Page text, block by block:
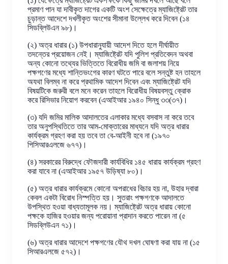
প্রমাণ পান যা দাবীকৃত দাগের একটি অংশ সেক্ষেত্রে ম্যাজিষ্ট্রেট তার
চুড়ান্ত আদেশে দখলীকৃত অংশের সীমানা উল্লেখ করে দিবেন (১৪
সিডব্লিউএন ৯৮)।
(২) অত্র ধারার (১) উপধারানুযায়ী আদেশ দিতে হলে দীর্ঘায়ীত
তদন্তের প্রয়োজন নেই। ম্যাজিষ্ট্রেট যদি পুলিশ প্রতিবেদন অথবা
অন্য কোনো তথ্যের ভিত্তিতে বিরোধীয় জমি বা জলাশয় নিয়ে
পক্ষগণের মধ্যে শান্তিভংগের কারণ ঘটতে পারে বলে সন্তুষ্ট হন তাহলে
অযথা বিলম্ব না করে প্রথামিক আদেশ দিবেন এবং ম্যাজিষ্ট্রেট যদি
বিষয়টিকে জরুরী বলে মনে করেন তাহলে বিরোধীয় বিষয়বস্তু ক্রোক
করে রিসিভার নিয়োগ করবেন (এআইআর ১৯৪০ সিন্ধু ৩৩(৩৭)।
(৩) যদি জমির মালিক আদালতের এলাকার মধ্যে বসবাস না করে তবে
তার অনুপস্থিতিতে তার আম-মোক্তারের মাধ্যনে যদি অত্র ধারার
কার্যক্রম গ্রহণ করা হয় তবে তা বে-আইনী হবে না (১৯৭০
পিসিআরএলজে ৬৭৭)।
(৪) সরকারের বিরুদ্ধে ফৌজদারী কার্যবিধির ১৪৫ ধারায় কার্যক্রম গ্রহণ
করা যাবে না (এআইআর ১৯৫৭ উড়িষ্যা ৮০)।
(৫) অত্র ধারার কার্যক্রমে কোনো অপরাধের বিচার হয় না, উহার দ্বারা
কেবল একটা বিরোধ নিস্পত্তি হয়। সুতরাং পক্ষগণকে আদালতে
উপস্থিত হওয়া বাধ্যতামূলক নয়। ম্যাজিষ্ট্রেট অত্র ধারায় কোনো
পক্ষকে হাজির হওয়ার জন্য পরোয়ানা প্রাদান করতে পারেন না (৫
সিডব্লিউএন ৭১)।
(৬) অত্র ধারার আদেশে পক্ষগণের যৌথ দখল ঘোষণা করা যায় না (১৫
সিআরএলজে ৫৭২)।